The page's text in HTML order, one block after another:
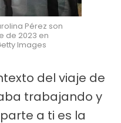
Pérez son
de 2023 en
Images
del viaje de
trabajando y
a ti es la